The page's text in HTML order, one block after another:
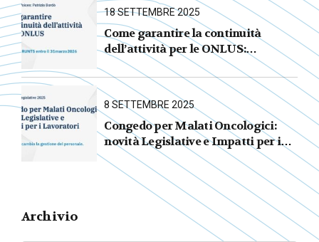
18 SETTEMBRE 2025
Come garantire la continuità
dell’attività per le ONLUS :
iscrizione al RUNTS entro il
31 marzo 2026
8 SETTEMBRE 2025
Congedo per Malati Oncologici:
novità Legislative e Impatti per i
Lavoratori
Archivio